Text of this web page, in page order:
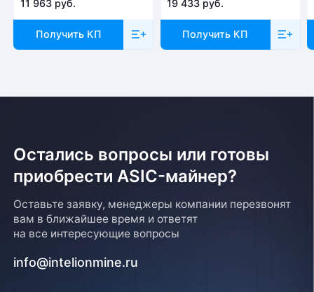
11 963 руб.
Получить КП
19 433 руб.
Получить КП
Остались вопросы или готовы
приобрести ASIC-майнер?
Оставьте заявку, менеджеры компании перезвонят
вам в ближайшее время и ответят
на все интересующие вопросы
info@intelionmine.ru